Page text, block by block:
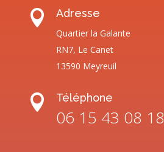
 Adresse
Quartier la Galante
RN7, Le Canet
13590 Meyreuil
 Téléphone
06 15 43 08 18